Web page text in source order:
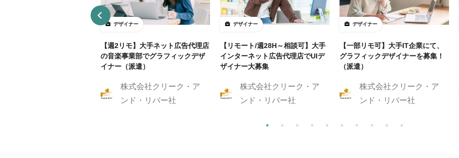
デザイナー
【週2リモ】大手ネット広告代理店
の音楽事業部でグラフィックデザ
イナー（派遣）
株式会社クリーク・ア
ンド・リバー社
デザイナー
【リモート/週28H～相談可】大手
インターネット広告代理店でUIデ
ザイナー大募集
株式会社クリーク・ア
ンド・リバー社
デザイナー
【一部リモ可】大手IT企業にて、
グラフィックデザイナーを募集！
（派遣）
株式会社クリーク・ア
ンド・リバー社